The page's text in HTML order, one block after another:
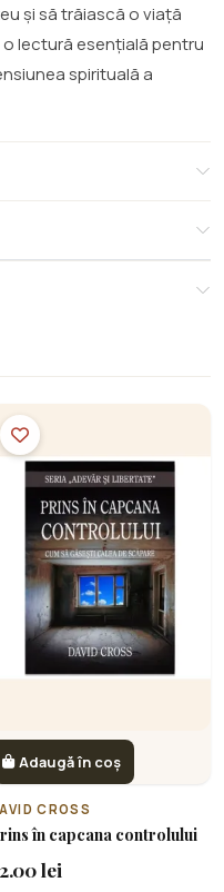
și să trăiască o viață
lectură esențială pentru
spirituală a
Adaugă în coș
CROSS
în capcana controlului
lei